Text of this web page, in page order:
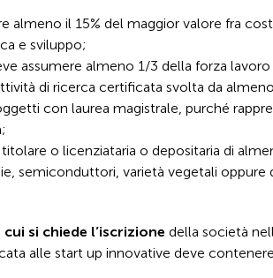
almeno il 15% del maggior valore fra
e sviluppo;
assumere almeno 1/3 della forza
di ricerca certificata svolta da
con laurea magistrale, purché
titolare o licenziataria o depositaria di
semiconduttori, varietà vegetali oppure
si chiede l’iscrizione della società
alle start up innovative deve